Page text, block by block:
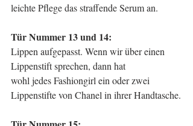
leichte Pflege das straffende Serum an.
Tür Nummer 13 und 14:
Lippen aufgepasst. Wenn wir über einen
Lippenstift sprechen, dann hat
wohl jedes Fashiongirl ein oder zwei
Lippenstifte von Chanel in ihrer Handtasche.